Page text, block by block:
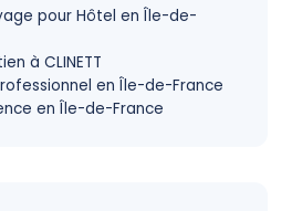
pour Hôtel en Île-de-
à CLINETT
en Île-de-France
en Île-de-France